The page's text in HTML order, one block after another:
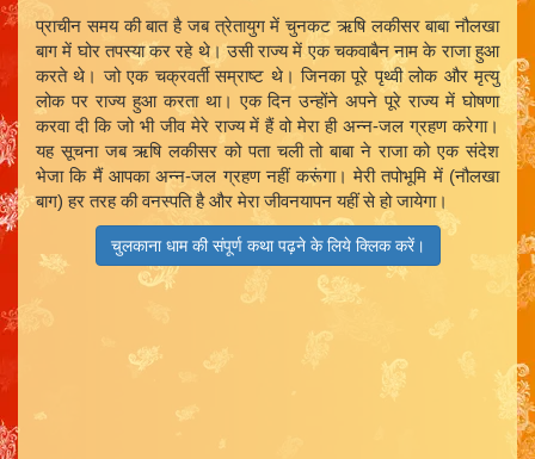
प्राचीन समय की बात है जब त्रेतायुग में चुनकट ऋषि लकीसर बाबा नौलखा
बाग में घोर तपस्या कर रहे थे। उसी राज्य में एक चकवाबैन नाम के राजा हुआ
करते थे। जो एक चक्रवर्ती सम्राष्ट थे। जिनका पूरे पृथ्वी लोक और मृत्यु
लोक पर राज्य हुआ करता था। एक दिन उन्होंने अपने पूरे राज्य में घोषणा
करवा दी कि जो भी जीव मेरे राज्य में हैं वो मेरा ही अन्न-जल ग्रहण करेगा।
यह सूचना जब ऋषि लकीसर को पता चली तो बाबा ने राजा को एक संदेश
भेजा कि मैं आपका अन्न-जल ग्रहण नहीं करूंगा। मेरी तपोभूमि में (नौलखा
बाग) हर तरह की वनस्पति है और मेरा जीवनयापन यहीं से हो जायेगा।
चुलकाना धाम की संपूर्ण कथा पढ़ने के लिये क्लिक करें।